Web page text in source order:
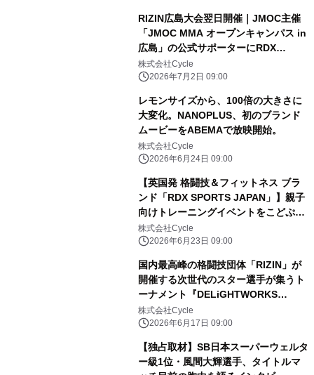
RIZIN広島大会翌日開催｜JMOC主催
「JMOC MMA オープンキャンパス in
広島」の公式サポーターにRDX
SPORTS JAPANが就任決定！
株式会社Cycle
2026年7月2日 09:00
レモンサイズから、100倍の大きさに
大変化。NANOPLUS、初のブランド
ムービーをABEMAで放映開始。
株式会社Cycle
2026年6月24日 09:00
【英国発 格闘技＆フィットネス ブラ
ンド「RDX SPORTS JAPAN」】親子
向けトレーニングイベントをこどぷら
と共同開催決定！
株式会社Cycle
2026年6月23日 09:00
国内最高峰の格闘技団体「RIZIN」が
開催する次世代のスター選手が集うト
ーナメント『DELiGHTWORKS
presents RIZIN甲子園 2026』に新た
にRDX製品が公式ギアとして採用！
株式会社Cycle
2026年6月17日 09:00
【独占取材】SB日本スーパーウェルタ
ー級1位・風間大輝選手、タイトルマ